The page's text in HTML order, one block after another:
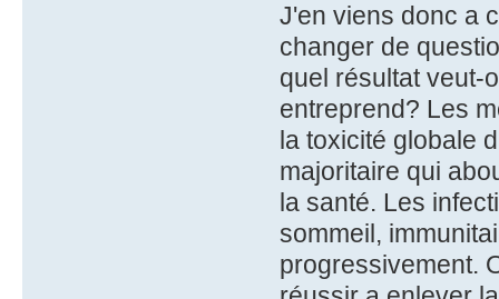
J'en viens donc a
changer de
quel résultat veut-
entreprend? Les
la toxicité globale
majoritaire qui
la santé. Les
sommeil,
progressivement.